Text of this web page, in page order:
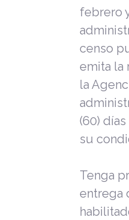
febrero
censo
emita la
la
(60)
su
Tenga
entrega